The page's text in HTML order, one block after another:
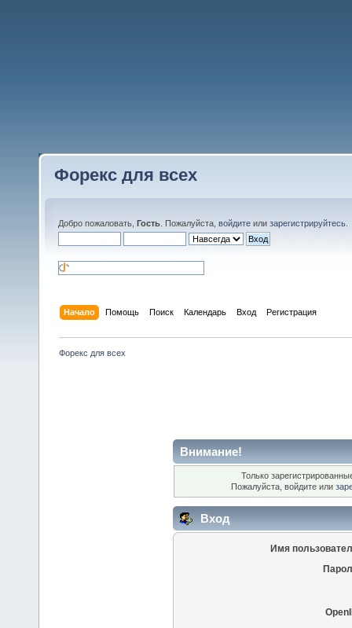
Форекс для всех
Добро пожаловать, Гость . Пожалуйста, войдите или зарегистрируйтесь
Начало Помощь Поиск Календарь Вход Регистрация
Форекс для всех
Внимание!
Только
Пожалуйста, войдите или
Вход
Имя